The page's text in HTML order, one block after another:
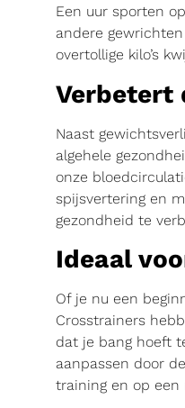
Een uur sporten
andere
overtollige kilo’s
Verbetert
Naast
algehele
onze
spijsvertering en
gezondheid te
Ideaal
Of je nu een
Crosstrainers
dat je bang hoeft
aanpassen door
training en op een